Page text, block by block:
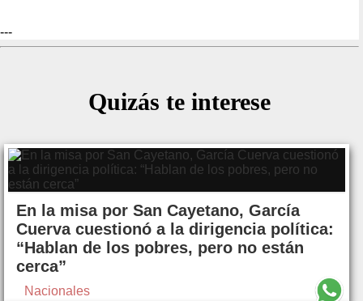
---
Quizás te interese
En la misa por San Cayetano, García
Cuerva cuestionó a la dirigencia política:
“Hablan de los pobres, pero no están
cerca”
Nacionales